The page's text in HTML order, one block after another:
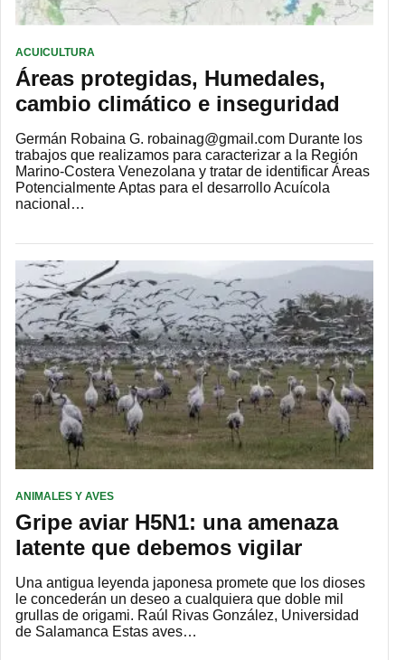
ACUICULTURA
Áreas protegidas, Humedales,
cambio climático e inseguridad
Germán Robaina G. robainag@gmail.com Durante los
trabajos que realizamos para caracterizar a la Región
Marino-Costera Venezolana y tratar de identificar Áreas
Potencialmente Aptas para el desarrollo Acuícola
nacional…
ANIMALES Y AVES
Gripe aviar H5N1: una amenaza
latente que debemos vigilar
Una antigua leyenda japonesa promete que los dioses
le concederán un deseo a cualquiera que doble mil
grullas de origami. Raúl Rivas González, Universidad
de Salamanca Estas aves…